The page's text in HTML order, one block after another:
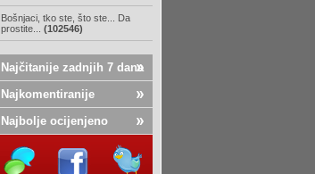
Bošnjaci, tko ste, što ste... Da
prostite... (102546)
Najčitanije zadnjih 7 dana
Najkomentiranije
Najbolje ocijenjeno